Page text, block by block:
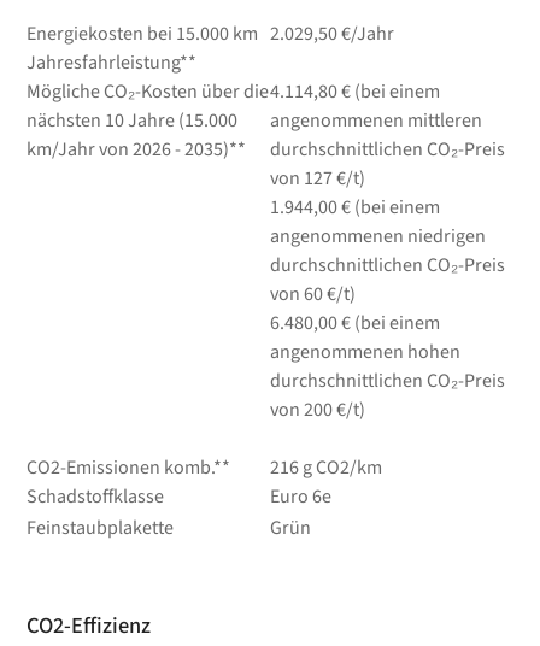
Energiekosten bei 15.000 km
Jahresfahrleistung**
2.029,50 €/Jahr
Mögliche CO₂-Kosten über die
nächsten 10 Jahre (15.000
km/Jahr von 2026 - 2035)**
4.114,80 € (bei einem
angenommenen mittleren
durchschnittlichen CO₂-Preis
von 127 €/t)
1.944,00 € (bei einem
angenommenen niedrigen
durchschnittlichen CO₂-Preis
von 60 €/t)
6.480,00 € (bei einem
angenommenen hohen
durchschnittlichen CO₂-Preis
von 200 €/t)
CO2-Emissionen komb.**
216 g CO2/km
Schadstoffklasse
Euro 6e
Feinstaubplakette
Grün
CO2-Effizienz